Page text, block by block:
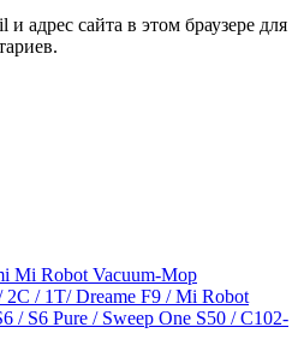
адрес сайта в этом браузере для
Mi Robot Vacuum-Mop
/ 1T/ Dreame F9 / Mi Robot
/ S6 Pure / Sweep One S50 / C102-